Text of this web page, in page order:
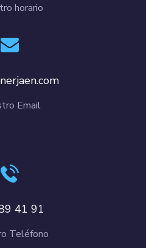
horario
Email
41 91
Teléfono